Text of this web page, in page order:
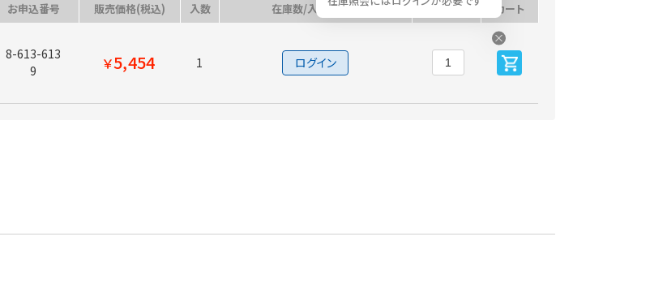
お申込番号 販売価格(税込) 入数 在庫数/入荷予定日 数量 カート
8-613-613
9
￥5,454 1 ログイン